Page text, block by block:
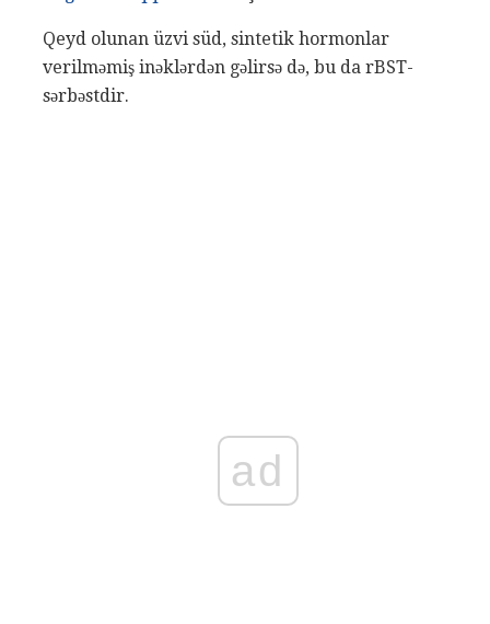
Qeyd olunan üzvi süd, sintetik hormonlar
verilməmiş inəklərdən gəlirsə də, bu da rBST-
sərbəstdir.
ad